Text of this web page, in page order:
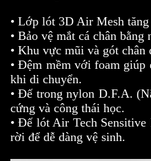
• Lớp lót 3D Air Mesh
• Bảo vệ mắt cá chân bằng
• Khu vực mũi và gót chân
• Đệm mềm với foam
khi di chuyển.
• Đế trong nylon D.F.A.
cứng và công thái học.
• Đế lót Air Tech
rời để dễ dàng vệ sinh.